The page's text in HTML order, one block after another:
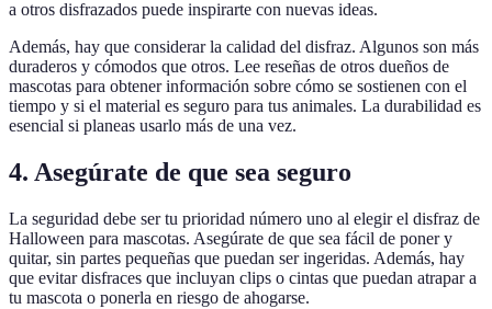
a otros disfrazados puede inspirarte con nuevas ideas.
Además, hay que considerar la calidad del disfraz. Algunos son más
duraderos y cómodos que otros. Lee reseñas de otros dueños de
mascotas para obtener información sobre cómo se sostienen con el
tiempo y si el material es seguro para tus animales. La durabilidad es
esencial si planeas usarlo más de una vez.
4. Asegúrate de que sea seguro
La seguridad debe ser tu prioridad número uno al elegir el disfraz de
Halloween para mascotas. Asegúrate de que sea fácil de poner y
quitar, sin partes pequeñas que puedan ser ingeridas. Además, hay
que evitar disfraces que incluyan clips o cintas que puedan atrapar a
tu mascota o ponerla en riesgo de ahogarse.